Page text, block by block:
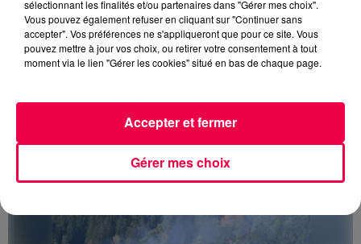
PRÉVIFEUX : "il faut avoir une culture du risque"
dans les Vosges
sélectionnant les finalités et/ou partenaires dans "Gérer mes choix".
Vous pouvez également refuser en cliquant sur "Continuer sans
accepter". Vos préférences ne s'appliqueront que pour ce site. Vous
pouvez mettre à jour vos choix, ou retirer votre consentement à tout
moment via le lien "Gérer les cookies" situé en bas de chaque page.
Gérer mes choix
Accepter et fermer